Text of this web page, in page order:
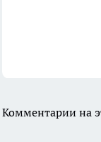
Комментарии на